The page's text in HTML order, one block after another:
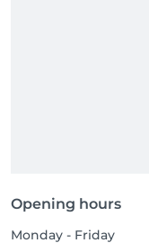
Opening hours
Monday - Friday